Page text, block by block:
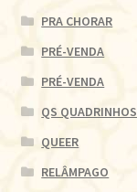
PRA CHORAR
PRÉ-VENDA
PRÉ-VENDA
QS QUADRINHOS
QUEER
RELÂMPAGO